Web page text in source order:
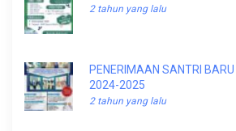
2 tahun yang lalu
PENERIMAAN SANTRI
2024-2025
2 tahun yang lalu